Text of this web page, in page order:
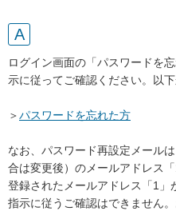
ログイン画面の「パスワードを
示に従ってご確認ください。以
＞パスワードを忘れた方
なお、パスワード再設定メール
合は変更後）のメールアドレス
登録されたメールアドレス「1
指示に従うご確認はできません